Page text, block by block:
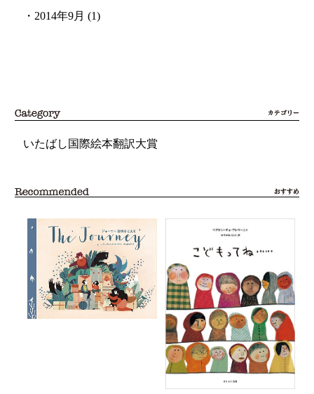
・2014年9月 (1)
いたばし国際絵本翻訳大賞